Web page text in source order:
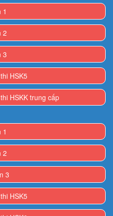
1
2
3
HSK5
HSKK trung cấp
1
2
3
HSK5